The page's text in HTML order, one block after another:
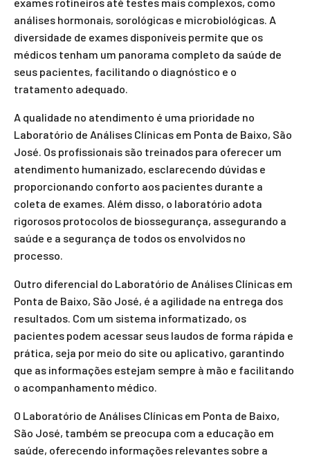
análises hormonais, sorológicas e microbiológicas. A
diversidade de exames disponíveis permite que os
médicos tenham um panorama completo da saúde de
seus pacientes, facilitando o diagnóstico e o
tratamento adequado.
A qualidade no atendimento é uma prioridade no
Laboratório de Análises Clínicas em Ponta de Baixo, São
José. Os profissionais são treinados para oferecer um
atendimento humanizado, esclarecendo dúvidas e
proporcionando conforto aos pacientes durante a
coleta de exames. Além disso, o laboratório adota
rigorosos protocolos de biossegurança, assegurando a
saúde e a segurança de todos os envolvidos no
processo.
Outro diferencial do Laboratório de Análises Clínicas em
Ponta de Baixo, São José, é a agilidade na entrega dos
resultados. Com um sistema informatizado, os
pacientes podem acessar seus laudos de forma rápida e
prática, seja por meio do site ou aplicativo, garantindo
que as informações estejam sempre à mão e facilitando
o acompanhamento médico.
O Laboratório de Análises Clínicas em Ponta de Baixo,
São José, também se preocupa com a educação em
saúde, oferecendo informações relevantes sobre a